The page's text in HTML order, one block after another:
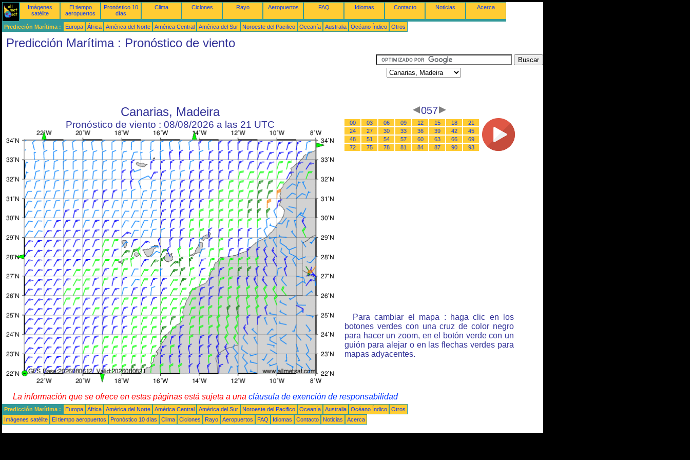
Imágenes
satélite
El tiempo
aeropuertos
Pronóstico 10
días
Clima Ciclones Rayo Aeropuertos FAQ Idiomas Contacto Noticias Acerca
Predicción Marítima : Europa África América del Norte América Central América del Sur Noroeste del Pacifico Oceanía Australia Océano Índico Otros
Predicción Marítima : Pronóstico de viento
Canarias, Madeira
Pronóstico de viento : 08/08/2026 a las 21 UTC
057
00 03 06 09 12 15 18
21
24
27 30 33 36 39 42
45
48
51 54 57 60 63 66
69
72
75 78 81 84 87 90 93
Para cambiar el mapa : haga clic en los
botones verdes con una cruz de color negro
para hacer un zoom, en el botón verde con un
guión para alejar o en las flechas verdes para
mapas adyacentes.
La información que se ofrece en estas páginas está sujeta a una cláusula de exención de responsabilidad
Predicción Marítima : Europa África América del Norte América Central América del Sur Noroeste del Pacifico Oceanía Australia Océano Índico
Otros
Imágenes satélite
El tiempo aeropuertos Pronóstico 10 días Clima Ciclones Rayo Aeropuertos FAQ Idiomas Contacto Noticias Acerca